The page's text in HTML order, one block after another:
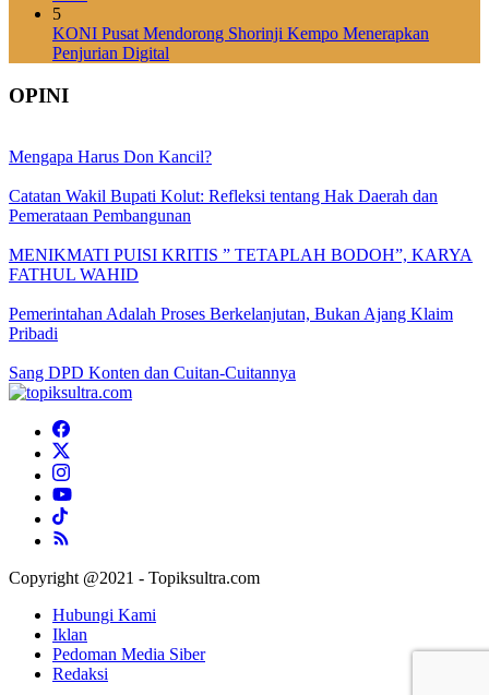
5
KONI Pusat Mendorong Shorinji Kempo Menerapkan
Penjurian Digital
OPINI
Mengapa Harus Don Kancil?
Catatan Wakil Bupati Kolut: Refleksi tentang Hak Daerah dan
Pemerataan Pembangunan
MENIKMATI PUISI KRITIS ” TETAPLAH BODOH”, KARYA
FATHUL WAHID
Pemerintahan Adalah Proses Berkelanjutan, Bukan Ajang Klaim
Pribadi
Sang DPD Konten dan Cuitan-Cuitannya
Copyright @2021 - Topiksultra.com
Hubungi Kami
Iklan
Pedoman Media Siber
Redaksi